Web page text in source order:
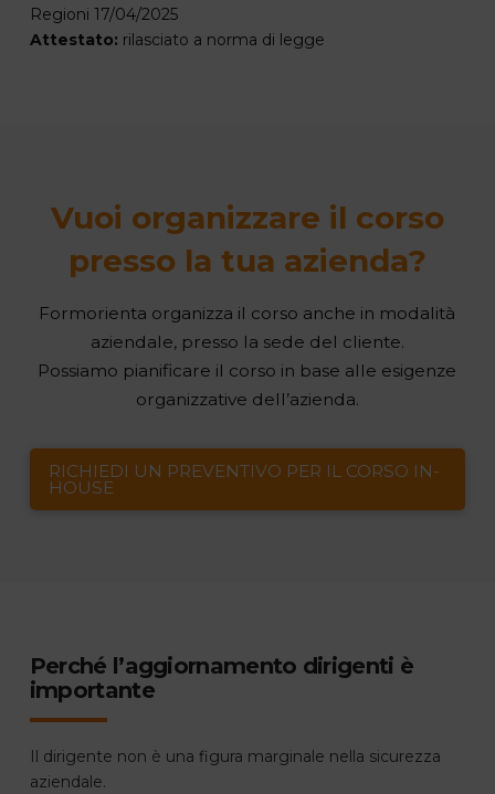
Regioni 17/04/2025
Attestato: rilasciato a norma di legge
Vuoi organizzare il corso
presso la tua azienda?
Formorienta organizza il corso anche in modalità
aziendale, presso la sede del cliente.
Possiamo pianificare il corso in base alle esigenze
organizzative dell’azienda.
RICHIEDI UN PREVENTIVO PER IL CORSO IN-
HOUSE
Perché l’aggiornamento dirigenti è
importante
Il dirigente non è una figura marginale nella sicurezza
aziendale.